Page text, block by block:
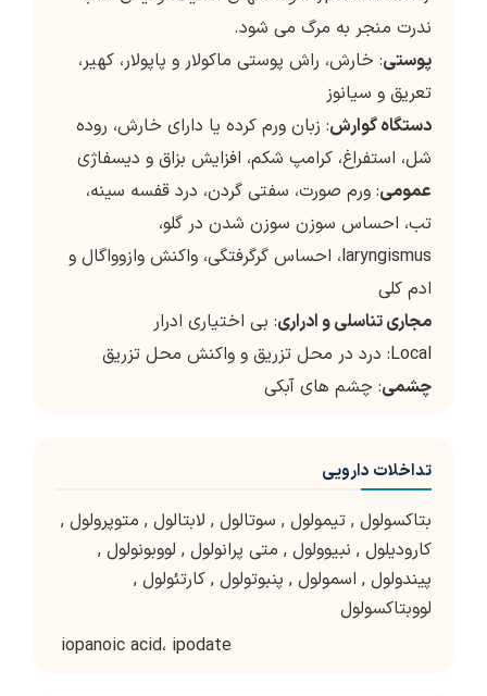
ندرت منجر به مرگ می شود.
پوستی: خارش، راش پوستی ماکولار و پاپولار، کهیر،
تعریق و سیانوز
دستگاه گوارش: زبان ورم کرده یا دارای خارش، روده
شل، استفراغ، کرامپ شکم، افزایش بزاق و دیسفاژی
عمومی: ورم صورت، سفتی گردن، درد قفسه سینه،
تب، احساس سوزن سوزن شدن در گلو،
laryngismus، احساس گرگرفتگی، واکنش وازوواگال و
ادم کلی
مجاری تناسلی و ادراری: بی اختیاری ادرار
Local: درد در محل تزریق و واکنش محل تزریق
چشمی: چشم های آبکی
تداخلات دارویی
بتاکسولول , تیمولول , سوتالول , لابتالول , متوپرولول ,
کارودیلول , نبیوولول , متی پرانولول , لووبونولول ,
پیندولول , اسمولول , پنبوتولول , کارتئولول ,
لووبتاکسولول
iopanoic acid، ipodate